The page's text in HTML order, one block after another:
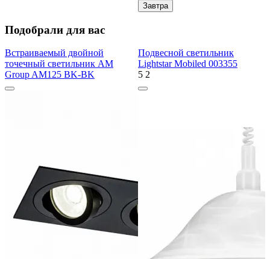
Завтра
Подобрали для вас
Встраиваемый двойной
точечный светильник AM
Group AM125 BK-BK
Подвесной светильник
Lightstar Mobiled 003355
5 2